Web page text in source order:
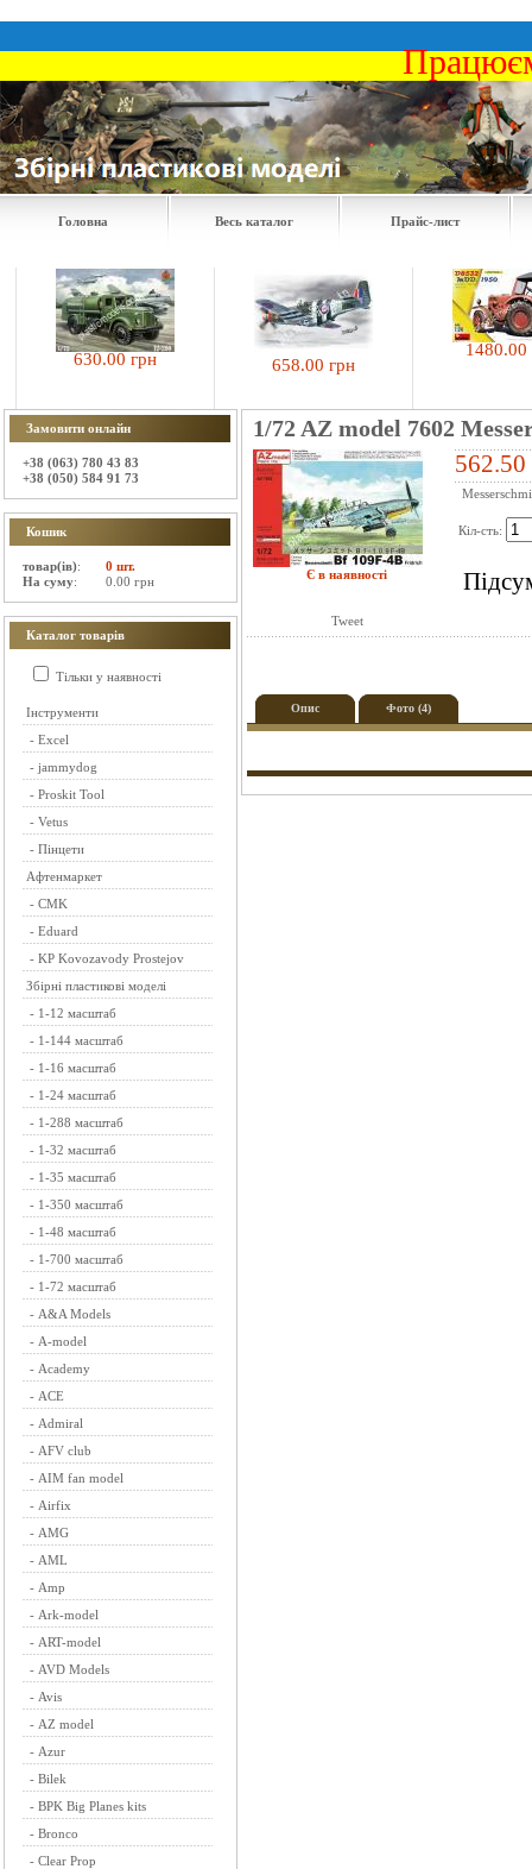
Головна Весь каталог Прайс-лист
630.00 грн 658.00 грн
1480.00 грн
Замовити онлайн
+38 (063) 780 43 83
+38 (050) 584 91 73
Кошик
товар(ів):
0 шт.
На суму: 0.00 грн
Каталог товарів
Тільки у наявності
Інструменти
- Excel
- jammydog
- Proskit Tool
- Vetus
- Пінцети
Афтенмаркет
- CMK
- Eduard
- KP Kovozavody Prostejov
Збірні пластикові моделі
- 1-12 масштаб
- 1-144 масштаб
- 1-16 масштаб
- 1-24 масштаб
- 1-288 масштаб
- 1-32 масштаб
- 1-35 масштаб
- 1-350 масштаб
- 1-48 масштаб
- 1-700 масштаб
- 1-72 масштаб
- A&A Models
- A-model
- Academy
- ACE
- Admiral
- AFV club
- AIM fan model
- Airfix
- AMG
- AML
- Amp
- Ark-model
- ART-model
- AVD Models
- Avis
- AZ model
- Azur
- Bilek
- BPK Big Planes kits
- Bronco
- Clear Prop
1/72 AZ model 7602
Є в наявності
Tweet
562.50
Кіл-сть:
Опис Фото (4)